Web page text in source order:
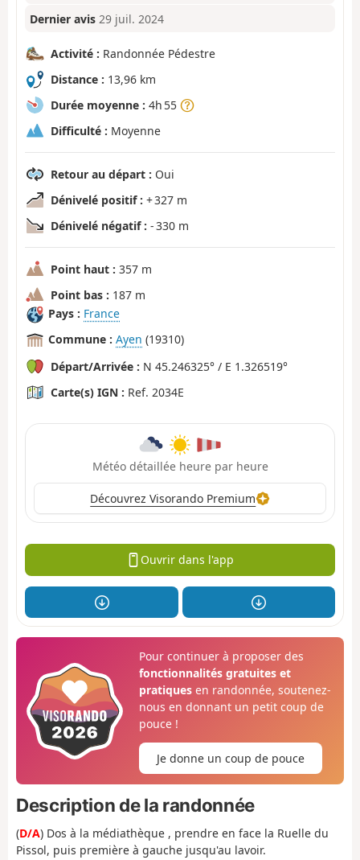
Dernier avis 29 juil. 2024
Activité : Randonnée Pédestre
Distance : 13,96 km
Durée moyenne : 4h 55
Difficulté : Moyenne
Retour au départ : Oui
Dénivelé positif : + 327 m
Dénivelé négatif : - 330 m
Point haut : 357 m
Point bas : 187 m
Pays : France
Commune : Ayen (19310)
Départ/Arrivée : N 45.246325° / E 1.326519°
Carte(s) IGN : Ref. 2034E
Météo détaillée heure par heure
Découvrez Visorando Premium
Ouvrir dans l'app
Pour continuer à proposer des
fonctionnalités gratuites et
pratiquesen randonnée, soutenez-
nous en donnant un petit coup de
pouce !
Je donne un coup de pouce
Description de la randonnée
(D/A) Dos à la médiathèque , prendre en face la Ruelle du
Pissol, puis première à gauche jusqu'au lavoir.